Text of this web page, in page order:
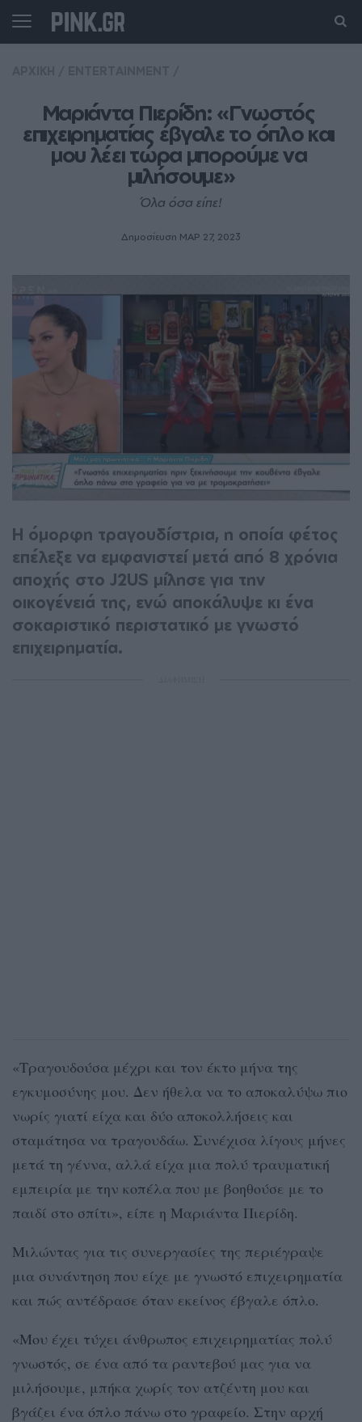
Μαριάντα Πιερίδη: «Γνωστός
επιχειρηματίας έβγαλε το όπλο και
μου λέει τώρα μπορούμε να
μιλήσουμε»
Όλα όσα είπε!
Δημοσίευση ΜΑΡ 27, 2023
Η όμορφη τραγουδίστρια, η οποία φέτος
επέλεξε να εμφανιστεί μετά από 8 χρόνια
αποχής στο J2US μίλησε για την
οικογένειά της, ενώ αποκάλυψε κι ένα
σοκαριστικό περιστατικό με γνωστό
επιχειρηματία.
«Τραγουδούσα μέχρι και τον έκτο μήνα της
εγκυμοσύνης μου. Δεν ήθελα να το αποκαλύψω πιο
νωρίς γιατί είχα και δύο αποκολλήσεις και
σταμάτησα να τραγουδάω. Συνέχισα λίγους μήνες
μετά τη γέννα, αλλά είχα μια πολύ τραυματική
εμπειρία με την κοπέλα που με βοηθούσε με το
παιδί στο σπίτι», είπε η Μαριάντα Πιερίδη.
Μιλώντας για τις συνεργασίες της περιέγραψε
μια συνάντηση που είχε με γνωστό επιχειρηματία
και πώς αντέδρασε όταν εκείνος έβγαλε όπλο.
«Μου έχει τύχει άνθρωπος επιχειρηματίας πολύ
γνωστός, σε ένα από τα ραντεβού μας για να
μιλήσουμε, μπήκα χωρίς τον ατζέντη μου και
βγάζει ένα όπλο πάνω στο γραφείο. Στην αρχή